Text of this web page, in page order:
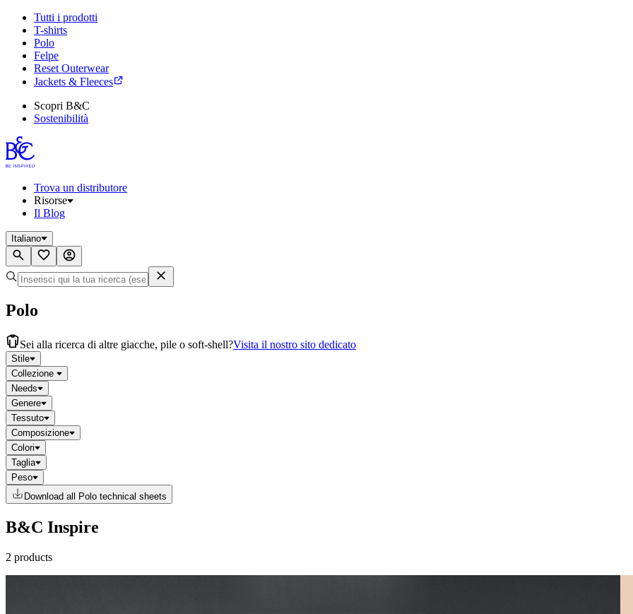
Tutti i prodotti
T-shirts
Polo
Felpe
Reset Outerwear
Jackets & Fleeces
Scopri B&C
Sostenibilità
Trova un distributore
Risorse
Il Blog
Italiano
Polo
Sei alla ricerca di altre giacche, pile o soft-shell?Visita il nostro sito dedicato
Stile
Collezione
Needs
Genere
Tessuto
Composizione
Colori
Taglia
Peso
Download all Polo technical sheets
B&C Inspire
2 products